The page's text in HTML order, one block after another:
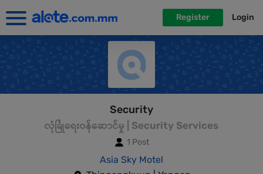
Register Login
Security
လုံခြုံရေးဝန်ဆောင်မှု | Security Services
1 Post
Asia Sky Motel